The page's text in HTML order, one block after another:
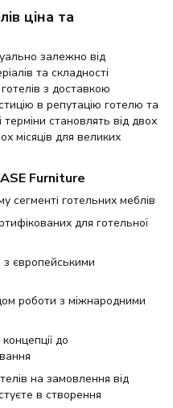
ціна та
залежно від
та складності
з доставкою
в репутацію готелю та
становлять від двох
місяців для великих
Furniture
сегменті готельних меблів
для готельної
з європейськими
роботи з міжнародними
до
на замовлення від
в створення